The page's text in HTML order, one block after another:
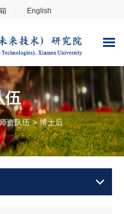
English
伍
资队伍>博士后